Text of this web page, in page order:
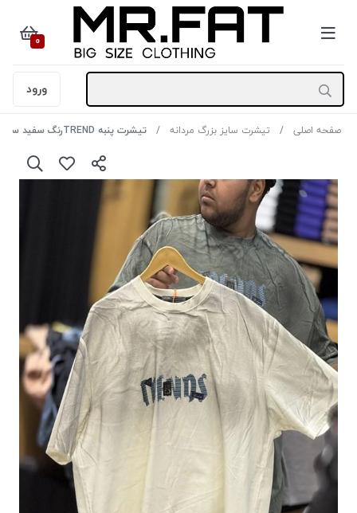
0
ورود
صفحه اصلی تیشرت سایز بزرگ مردانه تیشرت پنبه TRENDرنگ سفید سایز 6XL